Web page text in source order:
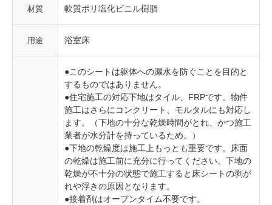
材質 軟質ポリ塩化ビニル樹脂
用途 浴室床
●このシートは躯体への漏水を防ぐことを目的と
するものではありません。
●住宅施工の対応下地はタイル、FRPです。物件
施工はさらにコンクリート、モルタルにも対応し
ます。（下地の十分な乾燥時間がとれ、かつ施工
業者が水分計を持っているため。）
●下地の乾燥度は施工上もっとも重要です。床面
の乾燥は施工前に充分に行ってください。下地の
乾燥が不十分の状態で施工すると床シートの剥が
れや浮きの原因となります。
●接着剤はオープンタイム不要です。